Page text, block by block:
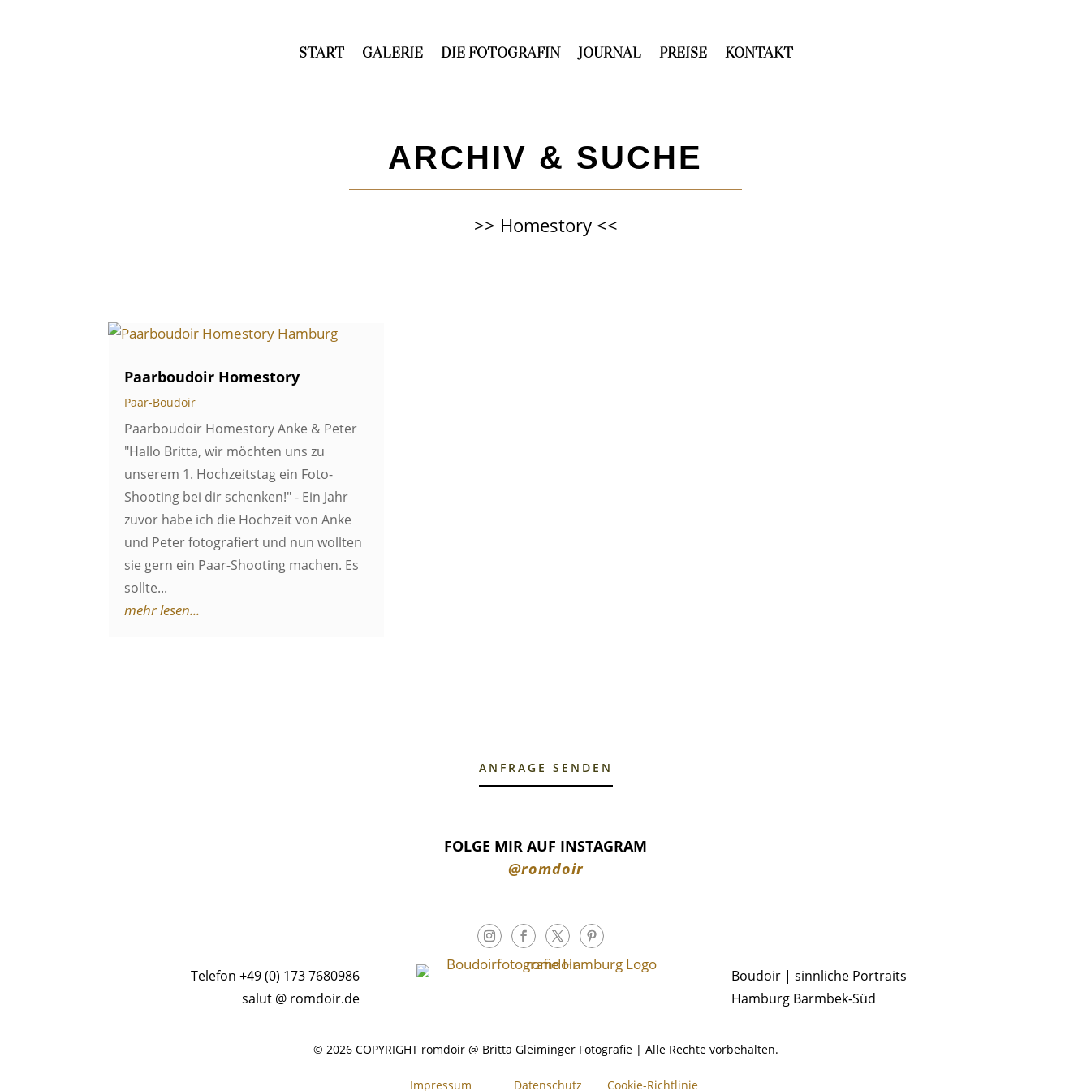
START GALERIE DIE FOTOGRAFIN JOURNAL PREISE KONTAKT
ARCHIV & SUCHE
>> Homestory <<
Paarboudoir Homestory
Paar-Boudoir
Paarboudoir Homestory Anke & Peter
"Hallo Britta, wir möchten uns zu
unserem 1. Hochzeitstag ein Foto-
Shooting bei dir schenken!" - Ein Jahr
zuvor habe ich die Hochzeit von Anke
und Peter fotografiert und nun wollten
sie gern ein Paar-Shooting machen. Es
sollte...
mehr lesen...
ANFRAGE SENDEN
FOLGE MIR AUF INSTAGRAM
@romdoir
Telefon +49 (0) 173 7680986
salut @ romdoir.de
Boudoir | sinnliche Portraits
Hamburg Barmbek-Süd
© 2026 COPYRIGHT romdoir @ Britta Gleiminger Fotografie | Alle Rechte vorbehalten.
Impressum Datenschutz Cookie-Richtlinie